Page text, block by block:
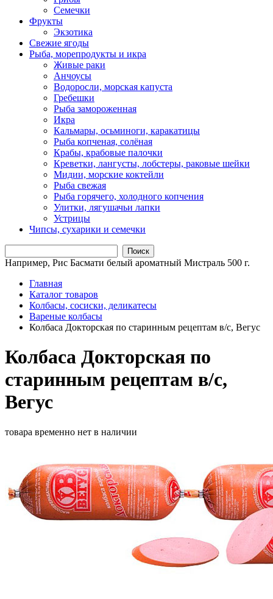
Семечки
Фрукты
Экзотика
Свежие ягоды
Рыба, морепродукты и икра
Живые раки
Анчоусы
Водоросли, морская капуста
Гребешки
Рыба замороженная
Икра
Кальмары, осьминоги, каракатицы
Рыба копченая, солёная
Крабы, крабовые палочки
Креветки, лангусты, лобстеры, раковые шейки
Мидии, морские коктейли
Рыба свежая
Рыба горячего, холодного копчения
Улитки, лягушачьи лапки
Устрицы
Чипсы, сухарики и семечки
Поиск
Например, Рис Басмати белый ароматный Мистраль 500 г.
Главная
Каталог товаров
Колбасы, сосиски, деликатесы
Вареные колбасы
Колбаса Докторская по старинным рецептам в/с, Вегус
Колбаса Докторская по
старинным рецептам в/с,
Вегус
товара временно нет в наличии